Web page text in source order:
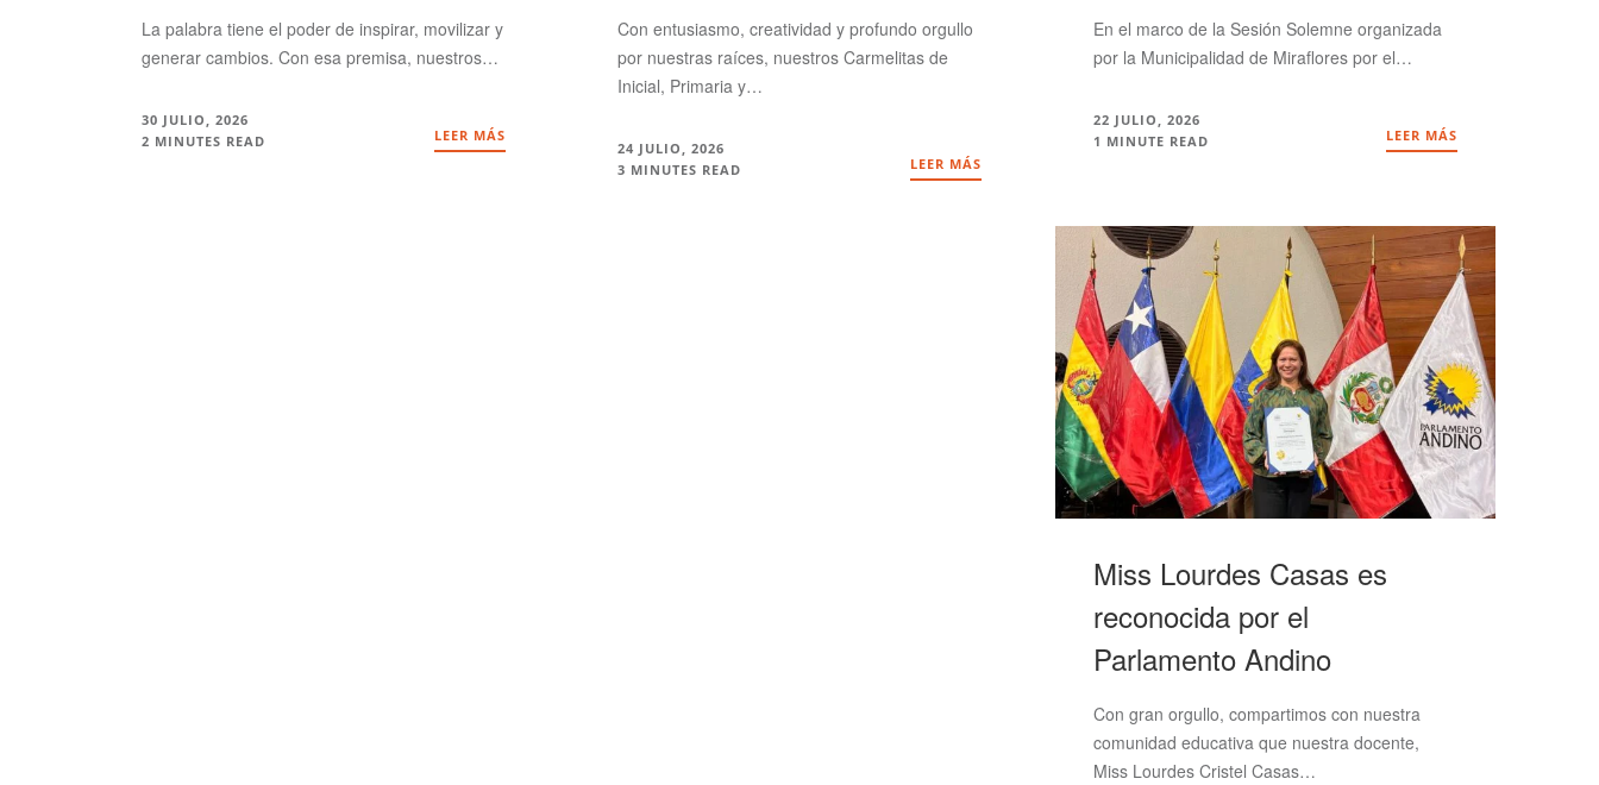
La palabra tiene el poder de inspirar, movilizar y
generar cambios. Con esa premisa, nuestros…
30 JULIO, 2026
2 MINUTES READ
LEER MÁS
Con entusiasmo, creatividad y profundo orgullo
por nuestras raíces, nuestros Carmelitas de
Inicial, Primaria y…
24 JULIO, 2026
3 MINUTES READ
LEER MÁS
En el marco de la Sesión Solemne organizada
por la Municipalidad de Miraflores por el…
22 JULIO, 2026
1 MINUTE READ
LEER MÁS
Miss Lourdes Casas es
reconocida por el
Parlamento Andino
Con gran orgullo, compartimos con nuestra
comunidad educativa que nuestra docente,
Miss Lourdes Cristel Casas…